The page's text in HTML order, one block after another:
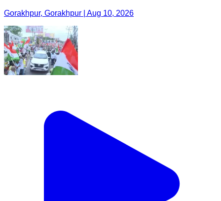
Gorakhpur, Gorakhpur | Aug 10, 2026